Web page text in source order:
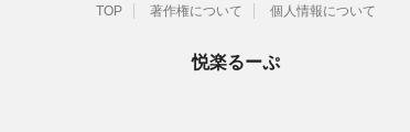
TOP 著作権について 個人情報について
悦楽るーぷ